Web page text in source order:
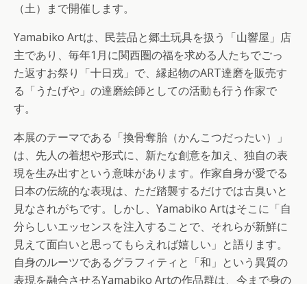
（土）まで開催します。
Yamabiko Artは、民芸品と郷土玩具を扱う「山響屋」店
主であり、毎年1月に関西圏の福を求める人たちでごっ
た返すお祭り「十日戎」で、縁起物のART達磨を販売す
る「うたげや」の達磨絵師としての活動も行う作家で
す。
本展のテーマである「換骨奪胎（かんこつだったい）」
は、先人の着想や形式に、新たな創意を加え、独自の表
現を生み出すという意味があります。作家自身が愛でる
日本の伝統的な表現は、ただ踏襲するだけでは古臭いと
見なされがちです。しかし、Yamabiko Artはそこに「自
分らしいエッセンスを注入することで、それらが新鮮に
見えて面白いと思ってもらえれば嬉しい」と語ります。
自身のルーツであるグラフィティと「和」という異質の
表現を融合させるYamabiko Artの作品群は、今まで身の